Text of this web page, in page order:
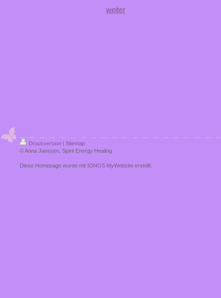
weiter
Druckversion | Sitemap
© Anna Janssen, Spirit Energy Healing
Diese Homepage wurde mit IONOS MyWebsite erstellt.